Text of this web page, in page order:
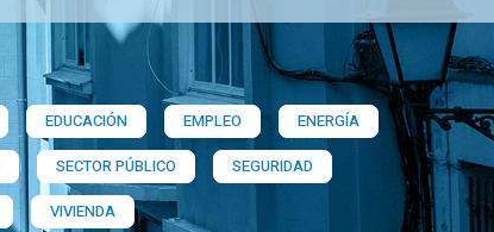
EDUCACIÓN EMPLEO
ENERGÍA
SECTOR PÚBLICO
SEGURIDAD
VIVIENDA